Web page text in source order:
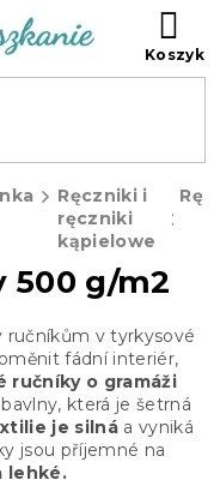
Ręczniki i
ręczniki
kąpielowe
500 g/m2
ručníkům v tyrkysové
fádní interiér,
ručníky o gramáži
která je šetrná
je silná a vyniká
jsou příjemné na
lehké.